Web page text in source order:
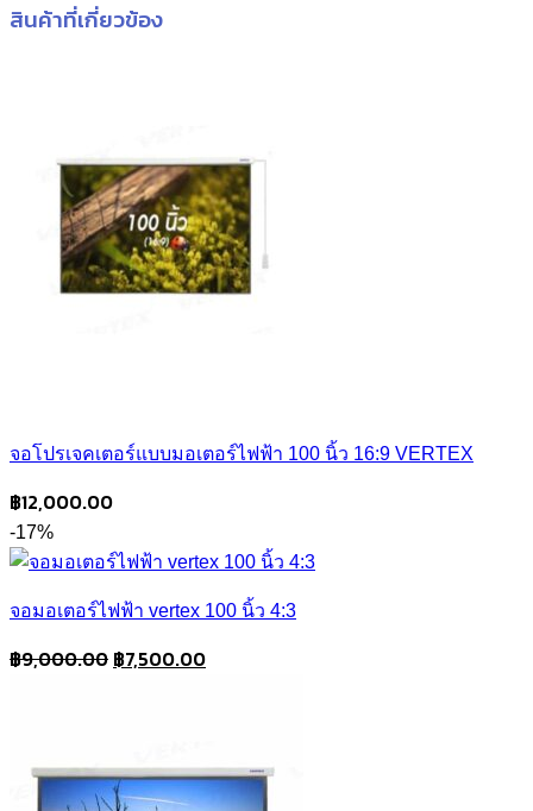
สินค้าที่เกี่ยวข้อง
จอโปรเจคเตอร์แบบมอเตอร์ไฟฟ้า 100 นิ้ว 16:9 VERTEX
฿12,000.00
-17%
จอมอเตอร์ไฟฟ้า vertex 100 นิ้ว 4:3
฿9,000.00 Original
฿7,500.00Current